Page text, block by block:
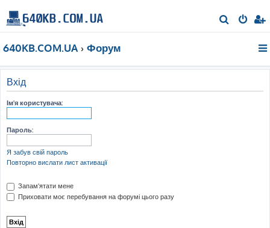
о
640KB.COM.UA Форум
Вхід
Ім'я користувача:
Пароль:
Я забув свій пароль
Повторно вислати лист активації
Запам'ятати мене
Приховати моє перебування на форумі цього разу